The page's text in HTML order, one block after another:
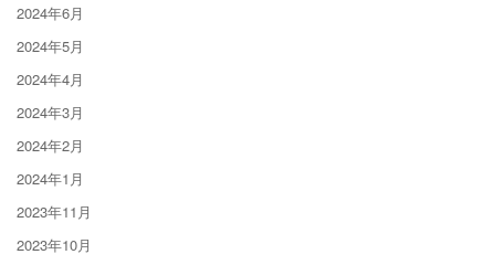
2024年6月
2024年5月
2024年4月
2024年3月
2024年2月
2024年1月
2023年11月
2023年10月